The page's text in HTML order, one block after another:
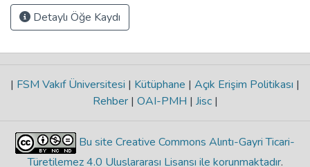
Detaylı Öğe Kaydı
| FSM Vakıf Üniversitesi | Kütüphane | Açık Erişim Politikası |
Rehber | OAI-PMH | Jisc |
Bu site Creative Commons Alıntı-Gayri Ticari-
Türetilemez 4.0 Uluslararası Lisansı ile korunmaktadır.